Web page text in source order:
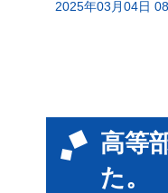
2025年03月04日
高等
た。